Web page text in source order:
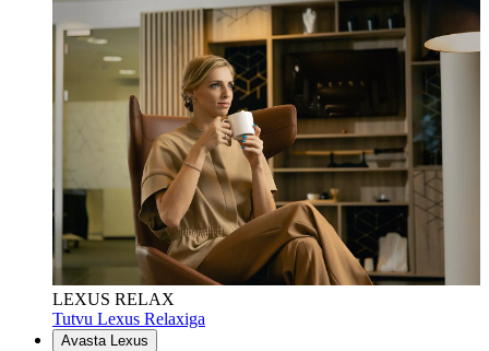
LEXUS RELAX
Tutvu Lexus Relaxiga
Avasta Lexus